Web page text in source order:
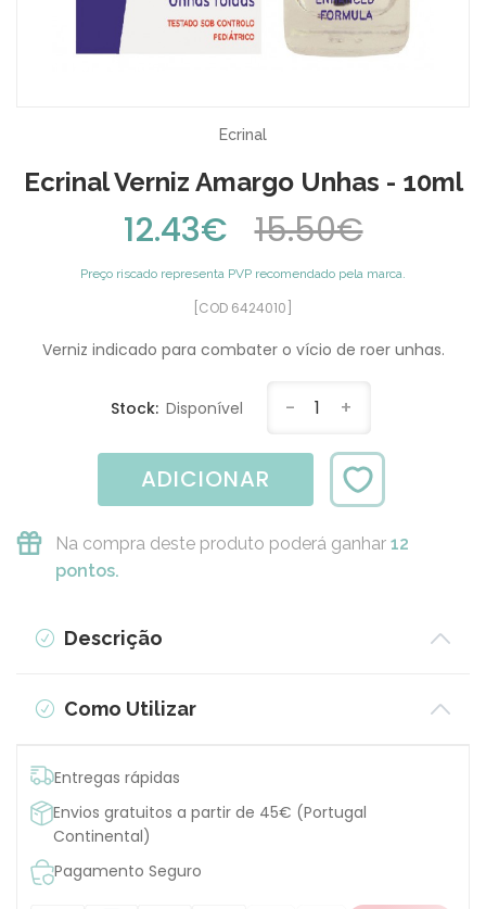
Ecrinal
Ecrinal Verniz Amargo Unhas - 10ml
12.43€ 15.50€
Preço riscado representa PVP recomendado pela marca.
[COD 6424010]
Verniz indicado para combater o vício de roer unhas.
Stock: Disponível - 1 +
ADICIONAR
Na compra deste produto poderá ganhar 12
pontos.
Descrição
Como Utilizar
Entregas rápidas
Envios gratuitos a partir de 45€ (Portugal
Continental)
Pagamento Seguro